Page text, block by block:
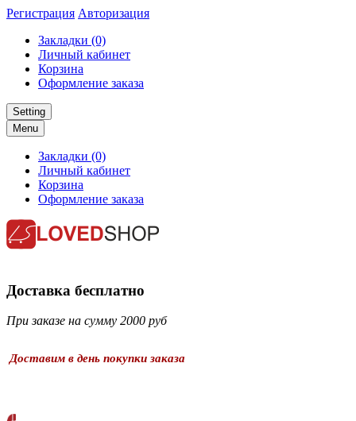
Регистрация Авторизация
Закладки (0)
Личный кабинет
Корзина
Оформление заказа
Setting
Menu
Закладки (0)
Личный кабинет
Корзина
Оформление заказа
Доставка бесплатно
При заказе на сумму 2000 руб
Доставим в день покупки заказа